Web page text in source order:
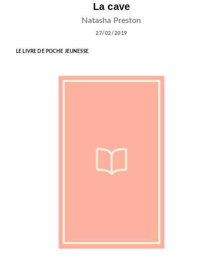
La cave
Natasha Preston
27/02/2019
LE LIVRE DE POCHE JEUNESSE